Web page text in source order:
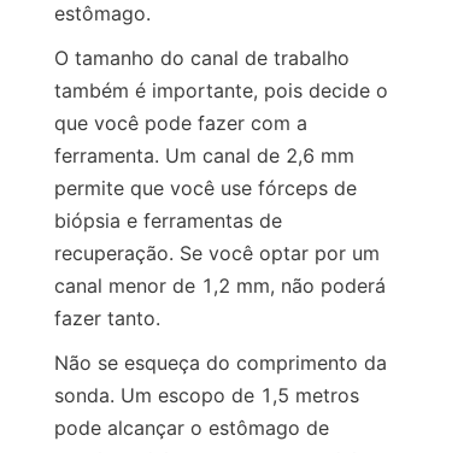
estômago.
O tamanho do canal de trabalho
também é importante, pois decide o
que você pode fazer com a
ferramenta. Um canal de 2,6 mm
permite que você use fórceps de
biópsia e ferramentas de
recuperação. Se você optar por um
canal menor de 1,2 mm, não poderá
fazer tanto.
Não se esqueça do comprimento da
sonda. Um escopo de 1,5 metros
pode alcançar o estômago de